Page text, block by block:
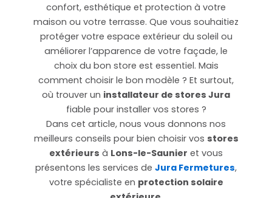
confort, esthétique et protection à votre
maison ou votre terrasse. Que vous souhaitiez
protéger votre espace extérieur du soleil ou
améliorer l’apparence de votre façade, le
choix du bon store est essentiel. Mais
comment choisir le bon modèle ? Et surtout,
où trouver un installateur de stores Jura
fiable pour installer vos stores ?
Dans cet article, nous vous donnons nos
meilleurs conseils pour bien choisir vos stores
extérieurs à Lons-le-Saunier et vous
présentons les services de Jura Fermetures,
votre spécialiste en protection solaire